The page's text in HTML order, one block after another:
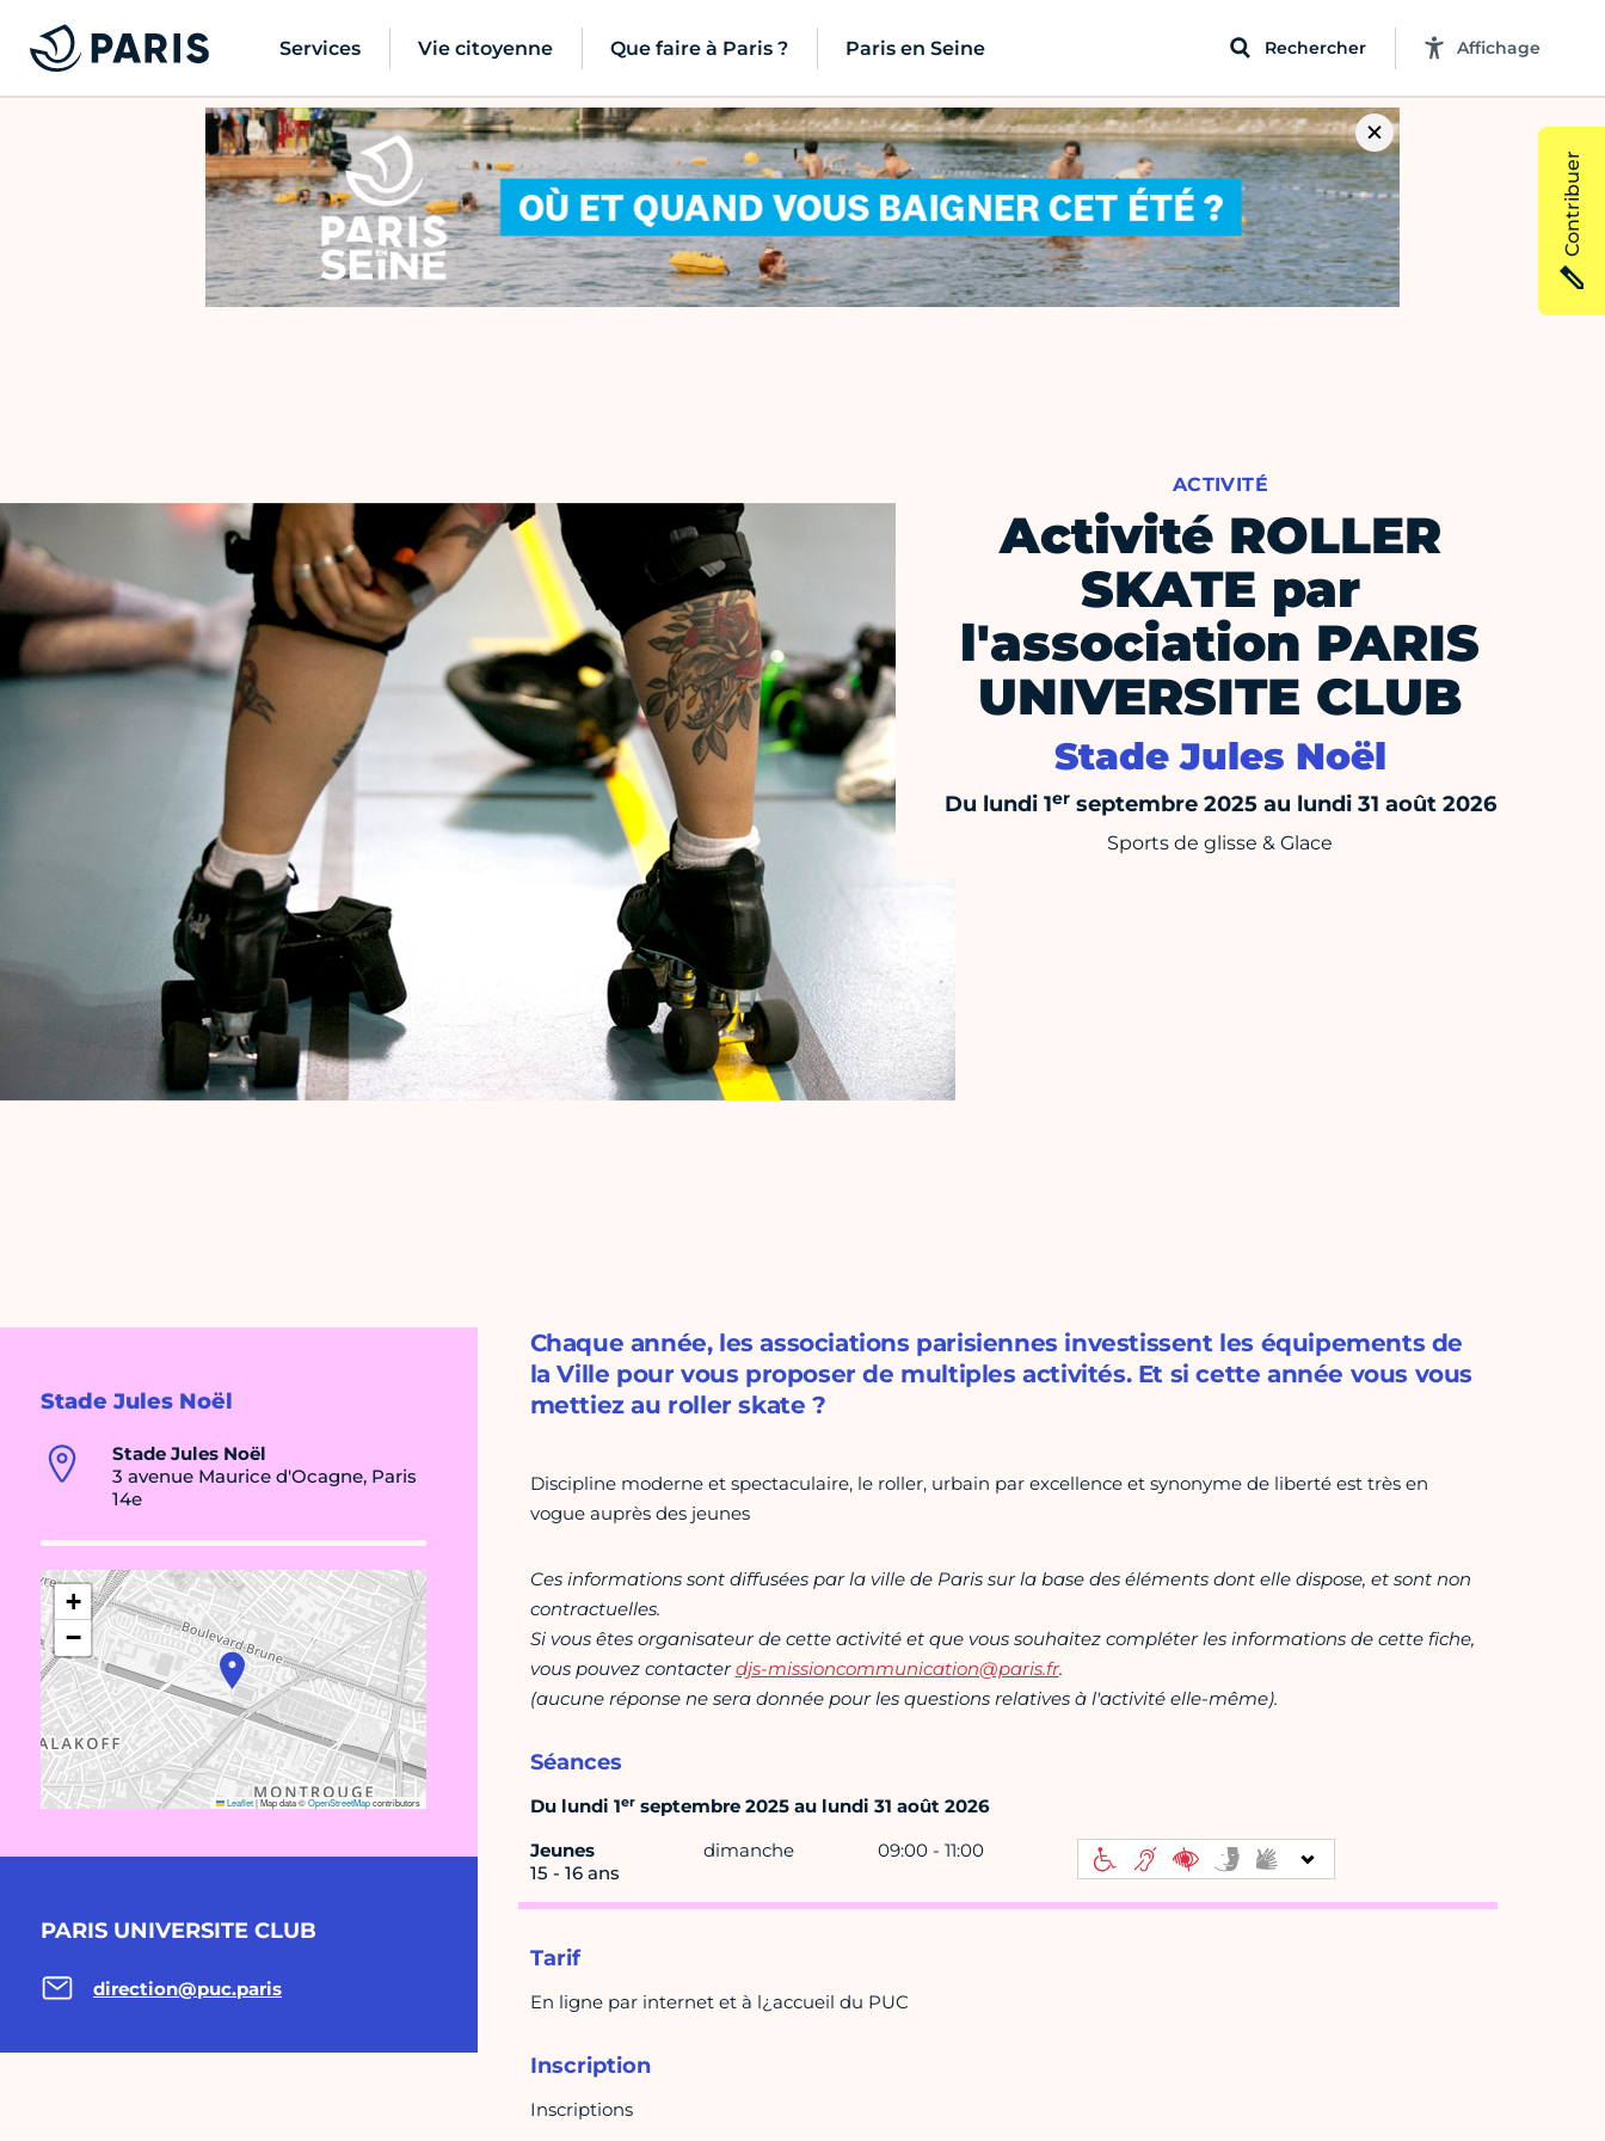
Services Vie citoyenne Que faire à Paris ? Paris en Seine Rechercher Affichage
ACTIVITÉ
Activité ROLLER
SKATE par
l'association PARIS
UNIVERSITE CLUB
Stade Jules Noël
Du lundi 1erseptembre 2025 au lundi 31 août 2026
Sports de glisse & Glace
Stade Jules Noël
Stade Jules Noël
3 avenue Maurice d'Ocagne, Paris
14e
+
−
Leaflet|Map data ©OpenStreetMapcontributors
PARIS UNIVERSITE CLUB
direction@puc.paris
Chaque année, les associations parisiennes investissent les équipements de
la Ville pour vous proposer de multiples activités. Et si cette année vous vous
mettiez au roller skate ?
Discipline moderne et spectaculaire, le roller, urbain par excellence et synonyme de liberté est très en
vogue auprès des jeunes
Ces informations sont diffusées par la ville de Paris sur la base des éléments dont elle dispose, et sont non
contractuelles.
Si vous êtes organisateur de cette activité et que vous souhaitez compléter les informations de cette fiche,
vous pouvez contacterdjs-missioncommunication@paris.fr.
(aucune réponse ne sera donnée pour les questions relatives à l'activité elle-même).
Séances
Du lundi 1erseptembre 2025 au lundi 31 août 2026
Jeunes
15 - 16 ans
dimanche 09:00 - 11:00
Tarif
En ligne par internet et à l¿accueil du PUC
Inscription
Inscriptions
Contribuer